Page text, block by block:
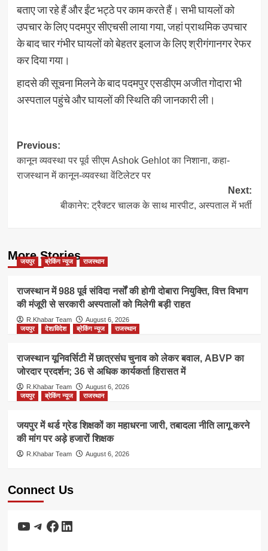
बताए जा रहे हैं और ईंट भट्ठे पर काम करते हैं। सभी घायलों को
उपचार के लिए पदमपुर सीएचसी लाया गया, जहां प्राथमिक उपचार
के बाद चार गंभीर घायलों को बेहतर इलाज के लिए श्रीगंगानगर रेफर
कर दिया गया।
हादसे की सूचना मिलने के बाद पदमपुर एसडीएम अजीत गोदारा भी
अस्पताल पहुंचे और घायलों की स्थिति की जानकारी ली।
Post
navigation
Previous:
कानून व्यवस्था पर पूर्व सीएम Ashok Gehlot का निशाना, कहा-
राजस्थान में कानून-व्यवस्था वेंटिलेटर पर
Next:
बीकानेर: ट्रैक्टर चालक के साथ मारपीट, अस्पताल में भर्ती
More Stories
जयपुर ब्रेकिंग न्यूज राजस्थान
राजस्थान में 988 पूर्व संविदा नर्सों की होगी दोबारा नियुक्ति, वित्त विभाग
की मंजूरी से सरकारी अस्पतालों को मिलेगी बड़ी राहत
R.Khabar Team
August 6, 2026
जयपुर
देश/विदेश ब्रेकिंग न्यूज राजस्थान
राजस्थान यूनिवर्सिटी में छात्रसंघ चुनाव को लेकर बवाल, ABVP का
जोरदार प्रदर्शन; 36 से अधिक कार्यकर्ता हिरासत में
R.Khabar Team
August 6, 2026
जयपुर
ब्रेकिंग न्यूज राजस्थान
जयपुर में थर्ड ग्रेड शिक्षकों का महाधरना जारी, तबादला नीति लागू करने
की मांग पर अड़े हजारों शिक्षक
R.Khabar Team August 6, 2026
Connect Us
YouTube
Telegram
Facebook
LinkedIn